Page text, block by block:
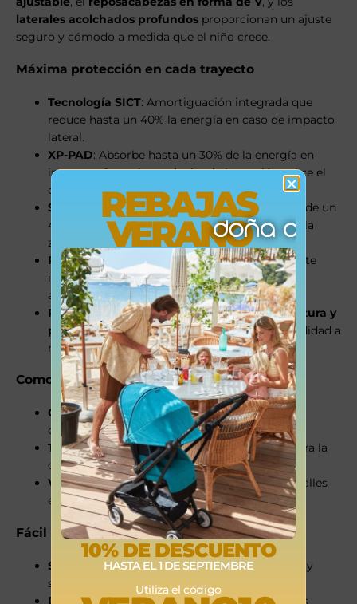
laterales acolchados profundos proporcionan un ajuste
seguro y cómodo a medida que el niño crece.
Máxima protección en cada trayecto
Tecnología SICT: Amortiguación integrada que
reduce hasta un 40% la energía en caso de impacto
lateral.
XP-PAD: Absorbe hasta un 30% de la energía en
impactos frontales, reduciendo la presión sobre el
cuello y la cabeza.
SecureGuard(en versiones STYLE y LUX): Añade un
4.º punto de anclaje al cinturón para proteger la
zona abdominal.
Respaldo alto y ajustable: Proporciona soporte
integral desde la cabeza hasta las caderas,
asegurando una posición óptima del cinturón.
Reposacabezas ergonómico ajustable en altura y
profundidad, para mayor protección y comodidad a
medida que el niño crece.
Comodidad y diseño funcional
Orificios de ventilación para mayor frescura
durante los trayectos.
Tejido transpirable Style: malla fina que mejora la
circulación del aire.
Versión LUX: con tejidos de hilo reciclado, detalles
en polipiel y acabado 3D en forma de estrella.
Fácil instalación y transporte
Sistema ISOFIX: garantiza una fijación segura y
sencilla al vehículo.
Diseño ligero: ideal para mover entre distintos
REBAJAS
VERANO
10% DE DESCUENTO
HASTA EL 1 DE SEPTIEMBRE
Utiliza el código